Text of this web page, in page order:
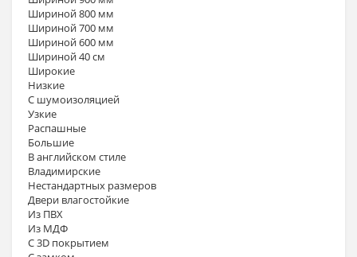
Шириной 800 мм
Шириной 700 мм
Шириной 600 мм
Шириной 40 см
Широкие
Низкие
С шумоизоляцией
Узкие
Распашные
Большие
В английском стиле
Владимирские
Нестандартных размеров
Двери влагостойкие
Из ПВХ
Из МДФ
С 3D покрытием